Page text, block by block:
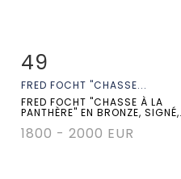
Fiche détaillée
49
FRED FOCHT "CHASSE...
FRED FOCHT "CHASSE À LA
PANTHÈRE" EN BRONZE,
1800 - 2000 EUR